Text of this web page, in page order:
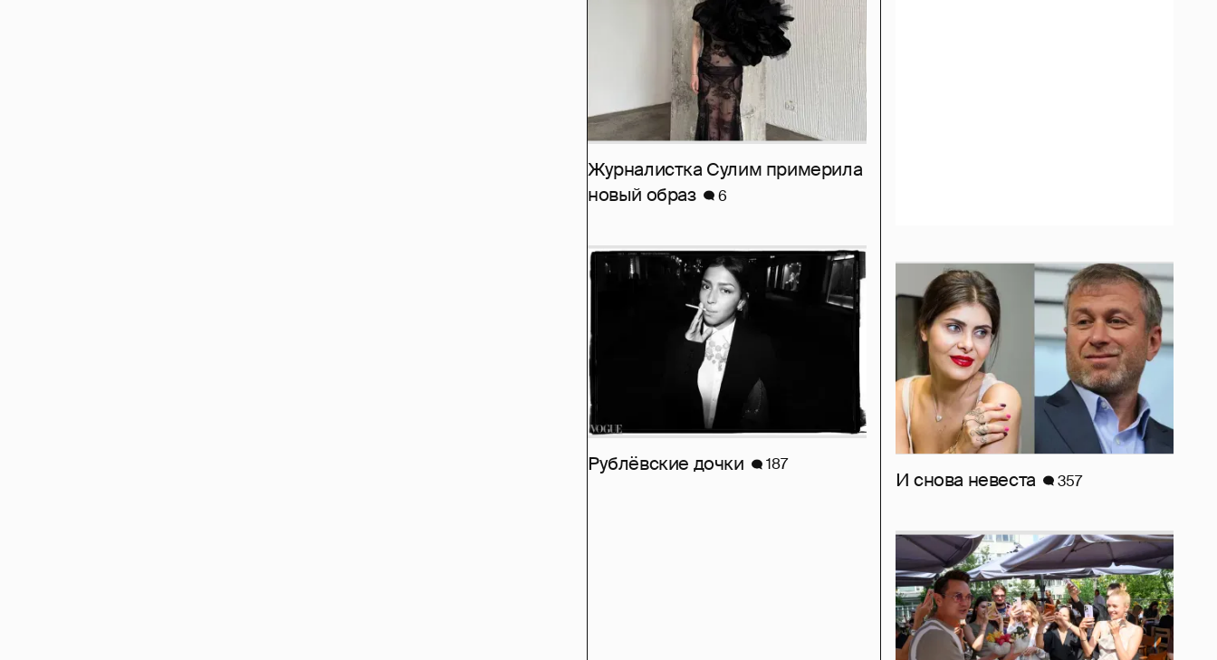
Журналистка Сулим примерила
новый образ
6
И снова невеста 357
Рублёвские дочки 187